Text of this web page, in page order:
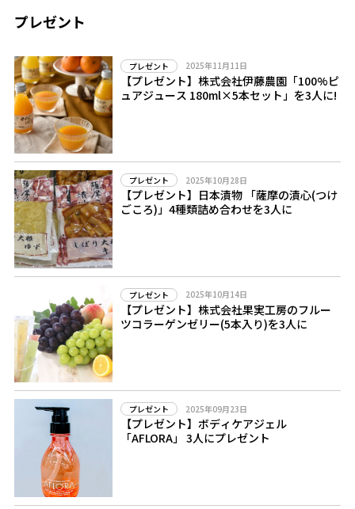
プレゼント
プレゼント 2025年11月11日
【プレゼント】株式会社伊藤農園「100%ピ
ュアジュース 180ml×5本セット」を3人に!
プレゼント 2025年10月28日
【プレゼント】日本漬物 「薩摩の漬心(つけ
ごころ)」4種類詰め合わせを3人に
プレゼント 2025年10月14日
【プレゼント】株式会社果実工房のフルー
ツコラーゲンゼリー(5本入り)を3人に
プレゼント 2025年09月23日
【プレゼント】ボディケアジェル
「AFLORA」 3人にプレゼント